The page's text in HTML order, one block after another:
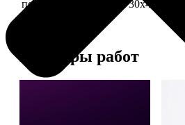
печать фото на холсте 30х40 в раме
Примеры работ